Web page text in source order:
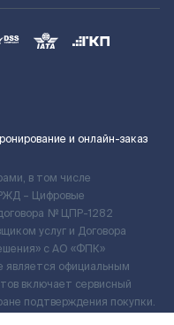
и онлайн-заказ
в том числе
– Цифровые
№ ЦПР-1282
услуг и Договора
c АО «ФПК»
официальным
включает сервисный
подтверждения покупки.